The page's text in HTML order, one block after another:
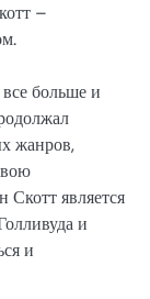
–
больше и
жанров,
Скотт является
и
и